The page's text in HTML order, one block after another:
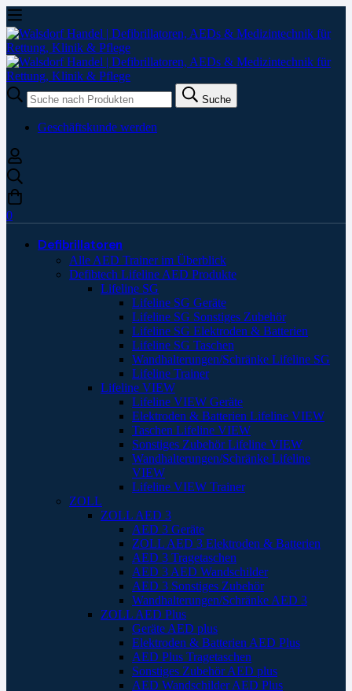
Suche
nach:
Suche
Geschäftskunde werden
0
Defibrillatoren
Alle AED Trainer im Überblick
Defibtech Lifeline AED Produkte
Lifeline SG
Lifeline SG Geräte
Lifeline SG Sonstiges Zubehör
Lifeline SG Elektroden & Batterien
Lifeline SG Taschen
Wandhalterungen/Schränke Lifeline SG
Lifeline Trainer
Lifeline VIEW
Lifeline VIEW Geräte
Elektroden & Batterien Lifeline VIEW
Taschen Lifeline VIEW
Sonstiges Zubehör Lifeline VIEW
Wandhalterungen/Schränke Lifeline
VIEW
Lifeline VIEW Trainer
ZOLL
ZOLL AED 3
AED 3 Geräte
ZOLL AED 3 Elektroden & Batterien
AED 3 Tragetaschen
AED 3 AED Wandschilder
AED 3 Sonstiges Zubehör
Wandhalterungen/Schränke AED 3
ZOLL AED Plus
Geräte AED plus
Elektroden & Batterien AED Plus
AED Plus Tragetaschen
Sonstiges Zubehör AED plus
AED Wandschilder AED Plus